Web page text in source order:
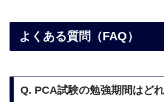
よくある質問（FAQ）
Q. PCA試験の勉強期間はど